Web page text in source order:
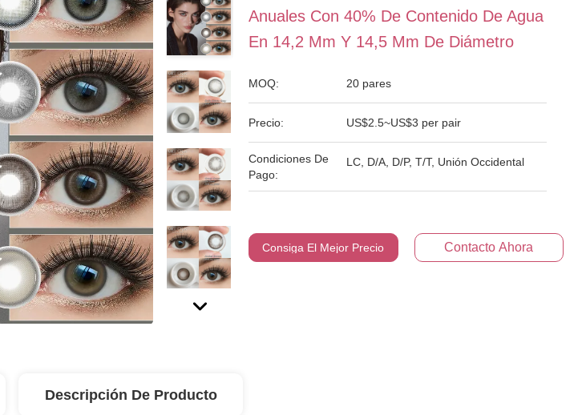
Anuales Con 40% De Contenido De Agua
En 14,2 Mm Y 14,5 Mm De Diámetro
MOQ: 20 pares
Precio: US$2.5~US$3 per pair
Condiciones De
Pago:
LC, D/A, D/P, T/T, Unión Occidental
Consiga El Mejor Precio Contacto Ahora
Descripción De Producto